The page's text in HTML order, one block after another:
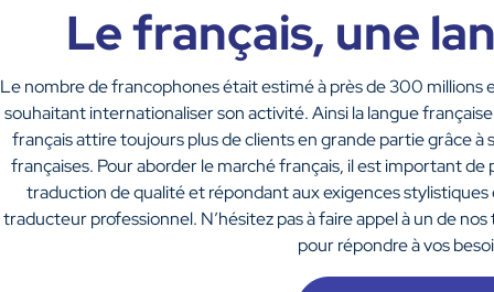
Le français, une
Le nombre de francophones était estimé à près de 300
souhaitant internationaliser son activité. Ainsi la langue
français attire toujours plus de clients en grande partie grâce
françaises. Pour aborder le marché français, il est important de
traduction de qualité et répondant aux exigences
traducteur professionnel. N’hésitez pas à faire appel à un de
pour répondre à vos